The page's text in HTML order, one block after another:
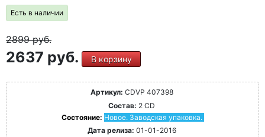
Есть в наличии
2899руб.
2637 руб. В корзину
Артикул: CDVP 407398
Состав: 2 CD
Состояние: Новое. Заводская упаковка.
Дата релиза: 01-01-2016